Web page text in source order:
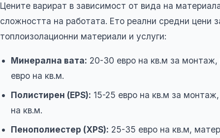
Цените варират в зависимост от вида на
сложността на работата. Ето реални средни цени
топлоизолационни материали и услуги:
Минерална вата: 20-30 евро на кв.м за монтаж,
евро на кв.м.
Полистирен (EPS): 15-25 евро на кв.м за
на кв.м.
Пенополиестер (XPS): 25-35 евро на кв.м,